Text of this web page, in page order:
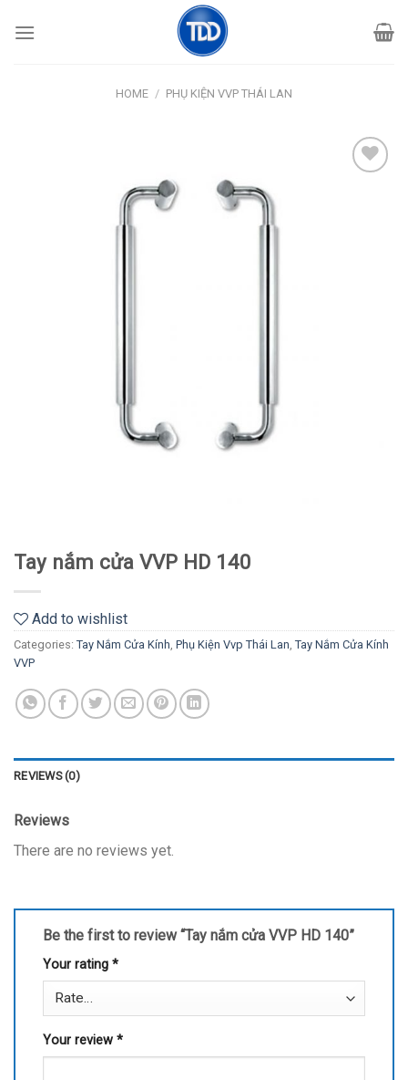
HOME / PHỤ KIỆN VVP THÁI LAN
Tay nắm cửa VVP HD 140
Add to wishlist
Categories: Tay Nắm Cửa Kính, Phụ Kiện Vvp Thái Lan, Tay Nắm Cửa Kính
VVP
REVIEWS (0)
Reviews
There are no reviews yet.
Be the first to review “Tay nắm cửa VVP HD 140”
Your rating *
Your review *